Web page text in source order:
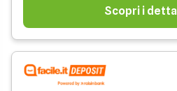
Scopri i